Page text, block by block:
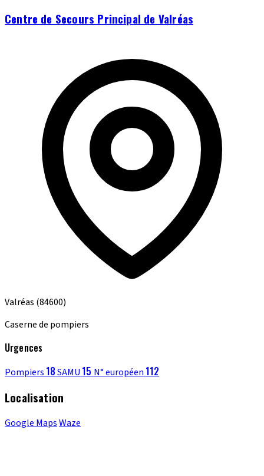
Centre de Secours Principal de Valréas
Valréas (84600)
Caserne de pompiers
Urgences
Pompiers 18SAMU 15 N° européen 112
Localisation
Google MapsWaze